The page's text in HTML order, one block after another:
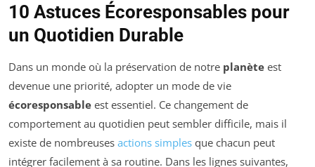
10 Astuces Écoresponsables pour
un Quotidien Durable
Dans un monde où la préservation de notre planète est
devenue une priorité, adopter un mode de vie
écoresponsable est essentiel. Ce changement de
comportement au quotidien peut sembler difficile, mais il
existe de nombreuses actions simples que chacun peut
intégrer facilement à sa routine. Dans les lignes suivantes,